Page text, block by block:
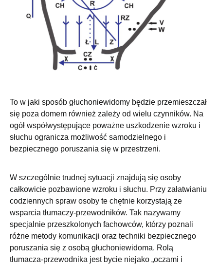
To w jaki sposób głuchoniewidomy będzie przemieszczał
się poza domem również zależy od wielu czynników. Na
ogół współwystępujące poważne uszkodzenie wzroku i
słuchu ogranicza możliwość samodzielnego i
bezpiecznego poruszania się w przestrzeni.
W szczególnie trudnej sytuacji znajdują się osoby
całkowicie pozbawione wzroku i słuchu. Przy załatwianiu
codziennych spraw osoby te chętnie korzystają ze
wsparcia tłumaczy-przewodników. Tak nazywamy
specjalnie przeszkolonych fachowców, którzy poznali
różne metody komunikacji oraz techniki bezpiecznego
poruszania się z osobą głuchoniewidoma. Rolą
tłumacza-przewodnika jest bycie niejako „oczami i